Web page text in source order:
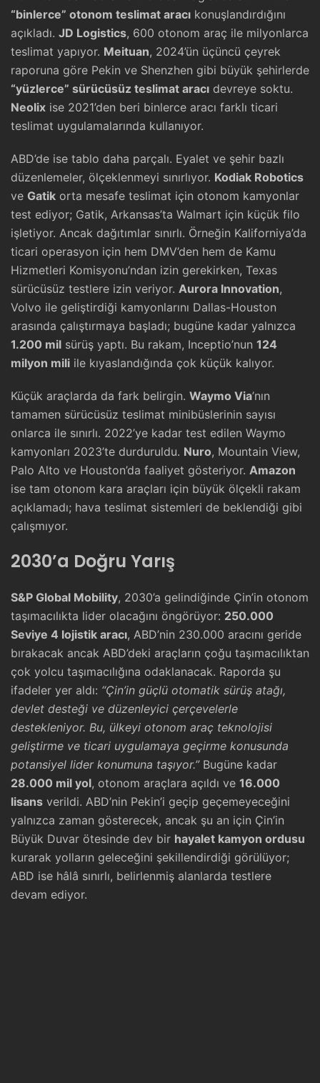
“binlerce” otonom teslimat aracı konuşlandırdığını
açıkladı. JD Logistics, 600 otonom araç ile milyonlarca
teslimat yapıyor. Meituan, 2024’ün üçüncü çeyrek
raporuna göre Pekin ve Shenzhen gibi büyük şehirlerde
“yüzlerce” sürücüsüz teslimat aracı devreye soktu.
Neolix ise 2021’den beri binlerce aracı farklı ticari
teslimat uygulamalarında kullanıyor.
ABD’de ise tablo daha parçalı. Eyalet ve şehir bazlı
düzenlemeler, ölçeklenmeyi sınırlıyor. Kodiak Robotics
ve Gatik orta mesafe teslimat için otonom kamyonlar
test ediyor; Gatik, Arkansas’ta Walmart için küçük filo
işletiyor. Ancak dağıtımlar sınırlı. Örneğin Kaliforniya’da
ticari operasyon için hem DMV’den hem de Kamu
Hizmetleri Komisyonu’ndan izin gerekirken, Texas
sürücüsüz testlere izin veriyor. Aurora Innovation,
Volvo ile geliştirdiği kamyonlarını Dallas-Houston
arasında çalıştırmaya başladı; bugüne kadar yalnızca
1.200 mil sürüş yaptı. Bu rakam, Inceptio’nun 124
milyon mili ile kıyaslandığında çok küçük kalıyor.
Küçük araçlarda da fark belirgin. Waymo Via’nın
tamamen sürücüsüz teslimat minibüslerinin sayısı
onlarca ile sınırlı. 2022’ye kadar test edilen Waymo
kamyonları 2023’te durduruldu. Nuro, Mountain View,
Palo Alto ve Houston’da faaliyet gösteriyor. Amazon
ise tam otonom kara araçları için büyük ölçekli rakam
açıklamadı; hava teslimat sistemleri de beklendiği gibi
çalışmıyor.
2030’a Doğru Yarış
S&P Global Mobility, 2030’a gelindiğinde Çin’in otonom
taşımacılıkta lider olacağını öngörüyor: 250.000
Seviye 4 lojistik aracı, ABD’nin 230.000 aracını geride
bırakacak ancak ABD’deki araçların çoğu taşımacılıktan
çok yolcu taşımacılığına odaklanacak. Raporda şu
ifadeler yer aldı: “Çin’in güçlü otomatik sürüş atağı,
devlet desteği ve düzenleyici çerçevelerle
destekleniyor. Bu, ülkeyi otonom araç teknolojisi
geliştirme ve ticari uygulamaya geçirme konusunda
potansiyel lider konumuna taşıyor.”Bugüne kadar
28.000 mil yol, otonom araçlara açıldı ve 16.000
lisans verildi. ABD’nin Pekin’i geçip geçemeyeceğini
yalnızca zaman gösterecek, ancak şu an için Çin’in
Büyük Duvar ötesinde dev bir hayalet kamyon ordusu
kurarak yolların geleceğini şekillendirdiği görülüyor;
ABD ise hâlâ sınırlı, belirlenmiş alanlarda testlere
devam ediyor.